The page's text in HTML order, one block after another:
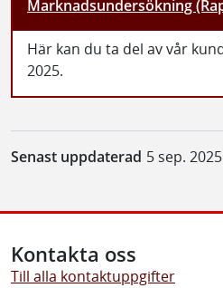
Marknadsundersökning
Här kan du ta del av vår
2025.
Senast uppdaterad 5 sep. 2025
Kontakta oss
Till alla kontaktuppgifter